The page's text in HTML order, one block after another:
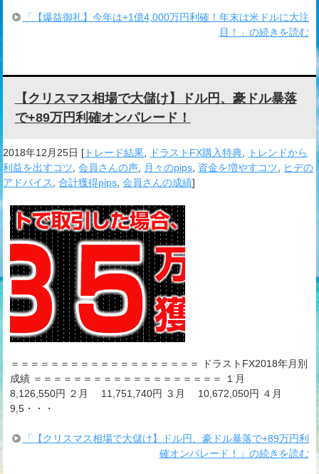
「【爆益御礼】今年は+1億4,000万円利確！年末は米ドルに大注
目！」の続きを読む
【クリスマス相場で大儲け】ドル円、豪ドル暴落
で+89万円利確オンパレード！
2018年12月25日 [ トレード結果 ドラストFX購入特典
トレンドから
利益を出すコツ ,会員さんの声 月々のpips 資金を増やすコツ
ヒデの
アドバイス
,合計獲得pips ,会員さんの成績]
＝＝＝＝＝＝＝＝＝＝＝＝＝＝＝＝＝＝＝ ドラストFX2018年月別
成績 ＝＝＝＝＝＝＝＝＝＝＝＝＝＝＝＝＝＝＝ １月
8,126,550円 ２月 11,751,740円 ３月 10,672,050円 ４月
9,5・・・
「【クリスマス相場で大儲け】ドル円、豪ドル暴落で+89万円利
確オンパレード！」の続きを読む